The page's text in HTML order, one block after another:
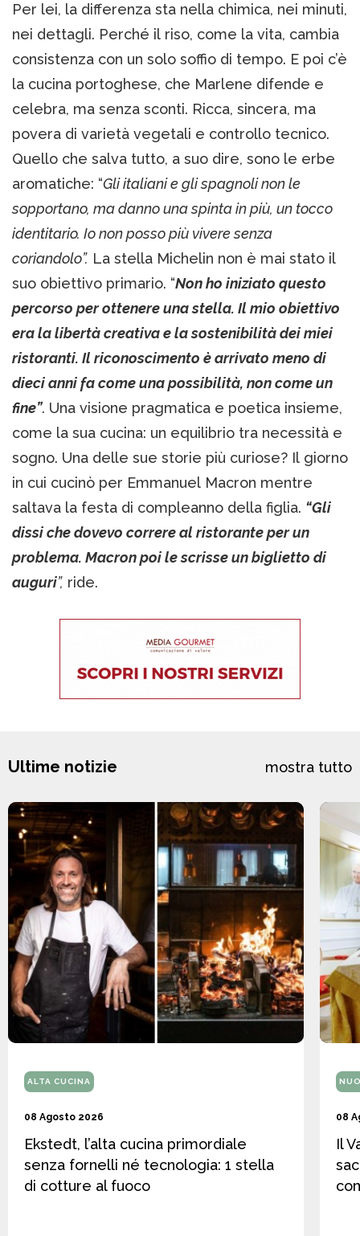
Per lei, la differenza sta nella chimica, nei minuti,
nei dettagli. Perché il riso, come la vita, cambia
consistenza con un solo soffio di tempo. E poi c’è
la cucina portoghese, che Marlene difende e
celebra, ma senza sconti. Ricca, sincera, ma
povera di varietà vegetali e controllo tecnico.
Quello che salva tutto, a suo dire, sono le erbe
aromatiche: “Gli italiani e gli spagnoli non le
sopportano, ma danno una spinta in più, un tocco
identitario. Io non posso più vivere senza
coriandolo”. La stella Michelin non è mai stato il
suo obiettivo primario. “Non ho iniziato questo
percorso per ottenere una stella. Il mio obiettivo
era la libertà creativa e la sostenibilità dei miei
ristoranti. Il riconoscimento è arrivato meno di
dieci anni fa come una possibilità, non come un
fine”. Una visione pragmatica e poetica insieme,
come la sua cucina: un equilibrio tra necessità e
sogno. Una delle sue storie più curiose? Il giorno
in cui cucinò per Emmanuel Macron mentre
saltava la festa di compleanno della figlia. “Gli
dissi che dovevo correre al ristorante per un
problema. Macron poi le scrisse un biglietto di
auguri”, ride.
Ultime notizie mostra tutto
ALTA CUCINA
08 Agosto 2026
Ekstedt, l’alta cucina primordiale
senza fornelli né tecnologia: 1 stella
di cotture al fuoco
08
Il